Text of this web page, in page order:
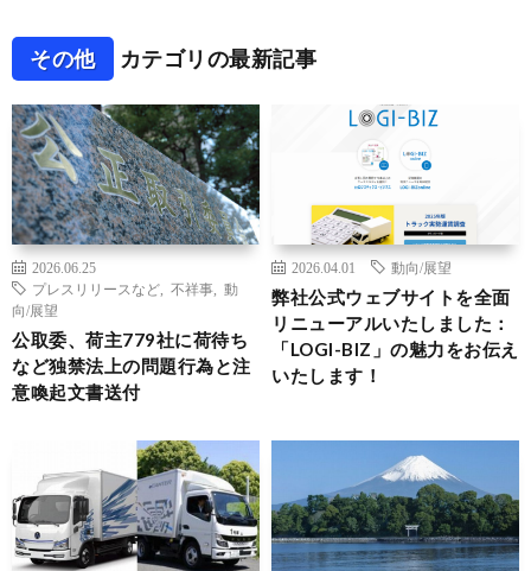
その他 カテゴリの最新記事
2026.06.25
プレスリリースなど
不祥事
動
向/展望
公取委、荷主779社に荷待ち
など独禁法上の問題行為と注
意喚起文書送付
2026.04.01 動向/展望
弊社公式ウェブサイトを全面
リニューアルいたしました：
「LOGI-BIZ」の魅力をお伝え
いたします！